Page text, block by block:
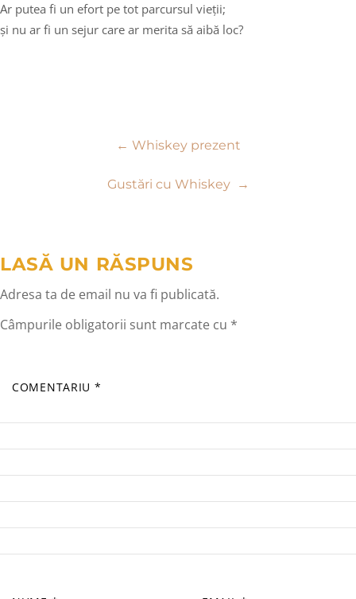
Ar putea fi un efort pe tot parcursul vieții;
și nu ar fi un sejur care ar merita să aibă loc?
Navigare← Whiskey prezent
Gustări cu Whiskey →
LASĂ UN RĂSPUNS
Adresa ta de email nu va fi publicată.
Câmpurile obligatorii sunt marcate cu *
COMENTARIU *